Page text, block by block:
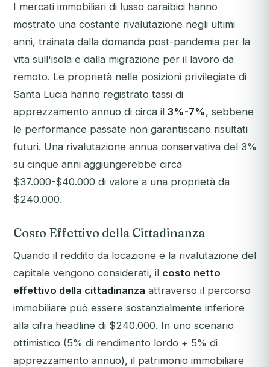
I mercati immobiliari di lusso caraibici hanno
mostrato una costante rivalutazione negli ultimi
anni, trainata dalla domanda post-pandemia per la
vita sull'isola e dalla migrazione per il lavoro da
remoto. Le proprietà nelle posizioni privilegiate di
Santa Lucia hanno registrato tassi di
apprezzamento annuo di circa il 3%-7%, sebbene
le performance passate non garantiscano risultati
futuri. Una rivalutazione annua conservativa del 3%
su cinque anni aggiungerebbe circa
$37.000-$40.000 di valore a una proprietà da
$240.000.
Costo Effettivo della Cittadinanza
Quando il reddito da locazione e la rivalutazione del
capitale vengono considerati, il costo netto
effettivo della cittadinanza attraverso il percorso
immobiliare può essere sostanzialmente inferiore
alla cifra headline di $240.000. In uno scenario
ottimistico (5% di rendimento lordo + 5% di
apprezzamento annuo), il patrimonio immobiliare